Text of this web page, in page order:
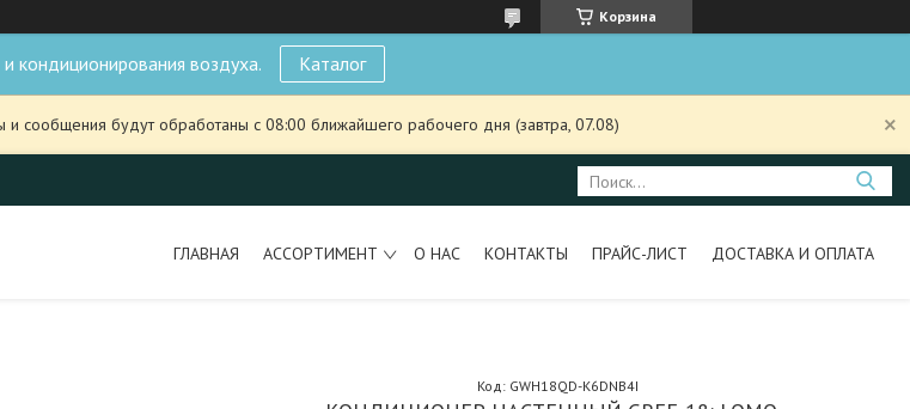
Корзина
кондиционирования воздуха. Каталог
сообщения будут обработаны с 08:00 ближайшего рабочего дня (завтра, 07.08)
ГЛАВНАЯ АССОРТИМЕНТ О НАС КОНТАКТЫ ПРАЙС-ЛИСТ ДОСТАВКА И ОПЛАТА
Код: GWH18QD-K6DNB4I